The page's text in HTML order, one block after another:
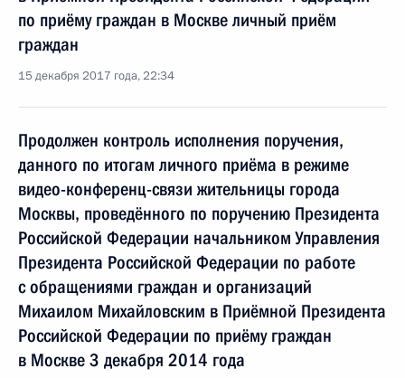
по приёму граждан в Москве личный приём
граждан
15 декабря 2017 года, 22:34
Продолжен контроль исполнения поручения,
данного по итогам личного приёма в режиме
видео-конференц-связи жительницы города
Москвы, проведённого по поручению Президента
Российской Федерации начальником Управления
Президента Российской Федерации по работе
с обращениями граждан и организаций
Михаилом Михайловским в Приёмной Президента
Российской Федерации по приёму граждан
в Москве 3 декабря 2014 года